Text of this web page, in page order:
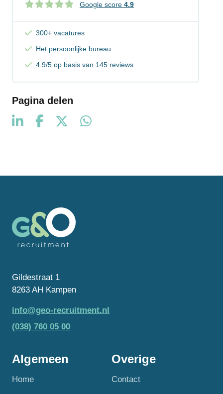
Google score 4.9
300+ vacatures
Het persoonlijke bureau
4.9/5 op basis van 145 reviews
Pagina delen
Gildestraat 1
8263 AH Kampen
info@geo-recruitment.nl
(038) 760 05 00
Algemeen
Home
Overige
Contact